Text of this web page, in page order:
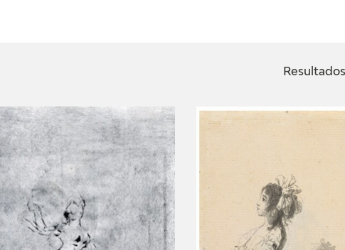
PRENSA
BLOG CUADERNO
ITALIANO
CRONOLOGÍA
EL VIAJE DE GOYA
CATÁLOGO
GOYA EN EL MUNDO
EDICIONES